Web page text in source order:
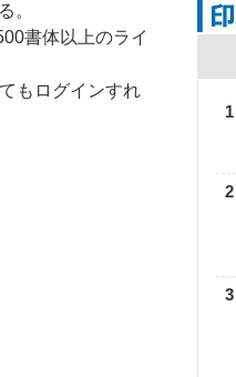
。
書体以上のライ
もログインすれ